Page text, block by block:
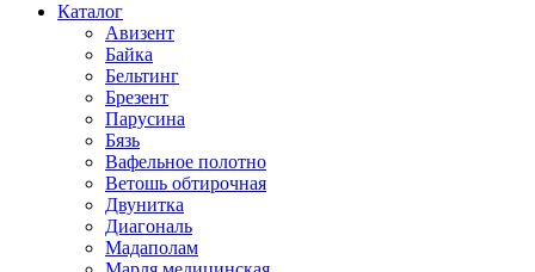
Каталог
Авизент
Байка
Бельтинг
Брезент
Парусина
Бязь
Вафельное полотно
Ветошь обтирочная
Двунитка
Диагональ
Мадаполам